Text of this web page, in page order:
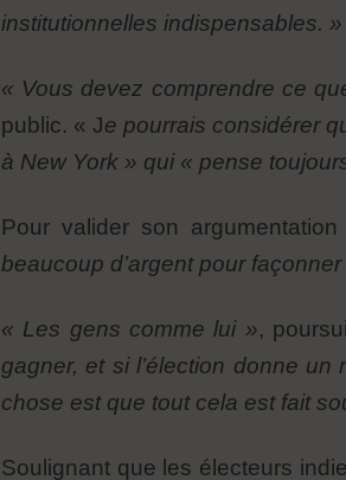
institutionnelles indispensables. »
« Vous devez comprendre ce
public. « Je pourrais considérer
à New York » qui « pense
Pour valider son
beaucoup d’argent pour
« Les gens comme lui »,
gagner, et si l’élection donne
chose est que tout cela est fait
Soulignant que les électeurs